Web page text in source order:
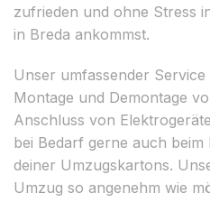
zufrieden und ohne Stress
in Breda ankommst.
Unser umfassender
Montage und Demontage
Anschluss von
bei Bedarf gerne auch
deiner Umzugskartons.
Umzug so angenehm wie